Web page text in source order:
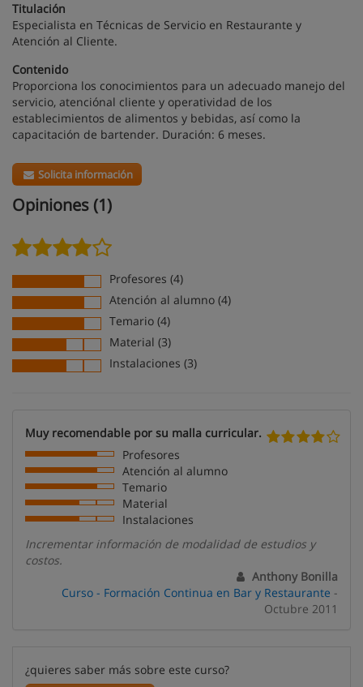
Titulación
Especialista en Técnicas de Servicio en Restaurante y
Atención al Cliente.
Contenido
Proporciona los conocimientos para un adecuado manejo del
servicio, atenciónal cliente y operatividad de los
establecimientos de alimentos y bebidas, así como la
capacitación de bartender. Duración: 6 meses.
Solicita información
Opiniones (1)
Profesores (4)
Atención al alumno (4)
Temario (4)
Material (3)
Instalaciones (3)
Muy recomendable por su malla curricular.
Profesores
Atención al alumno
Temario
Material
Instalaciones
Incrementar información de modalidad de estudios y
costos.
Anthony Bonilla
Curso - Formación Continua en Bar y Restaurante -
Octubre 2011
¿quieres saber más sobre este curso?